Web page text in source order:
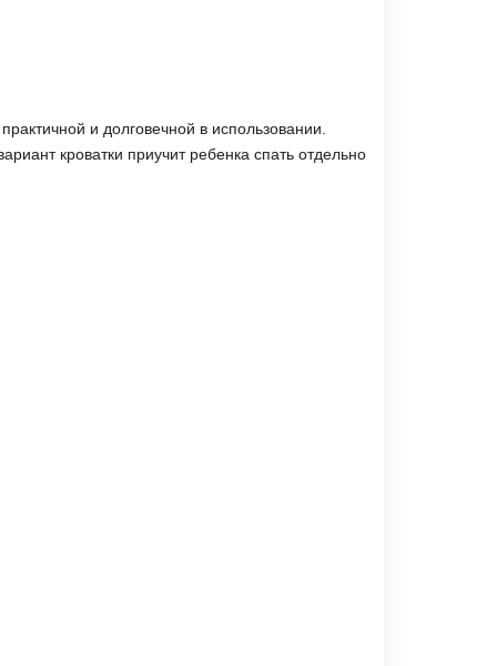
и долговечной в использовании.
кроватки приучит ребенка спать отдельно